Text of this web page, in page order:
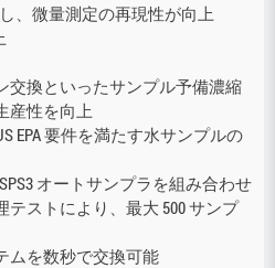
、微量測定の再現性が向上
交換といったサンプル予備濃縮
産性を向上
EPA 要件を満たす水サンプルの
SPS3 オートサンプラを組み合わせ
ストにより、最大 500 サンプ
ムを数秒で交換可能